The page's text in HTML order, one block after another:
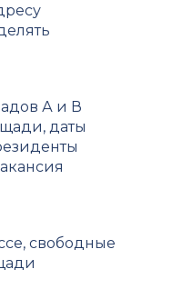
А и В
даты
свободные